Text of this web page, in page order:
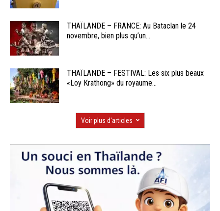
THAÏLANDE – FRANCE: Au Bataclan le 24
novembre, bien plus qu’un...
THAÏLANDE – FESTIVAL: Les six plus beaux
«Loy Krathong» du royaume...
Voir plus d'articles